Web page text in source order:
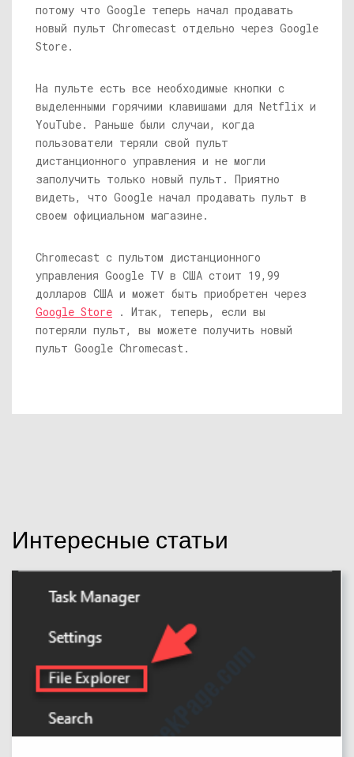
потому что Google теперь начал продавать
новый пульт Chromecast отдельно через Google
Store.
На пульте есть все необходимые кнопки с
выделенными горячими клавишами для Netflix и
YouTube. Раньше были случаи, когда
пользователи теряли свой пульт
дистанционного управления и не могли
заполучить только новый пульт. Приятно
видеть, что Google начал продавать пульт в
своем официальном магазине.
Chromecast с пультом дистанционного
управления Google TV в США стоит 19,99
долларов США и может быть приобретен через
Google Store . Итак, теперь, если вы
потеряли пульт, вы можете получить новый
пульт Google Chromecast.
Интересные статьи